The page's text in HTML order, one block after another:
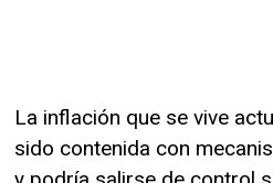
La inflación que se vive
sido contenida con